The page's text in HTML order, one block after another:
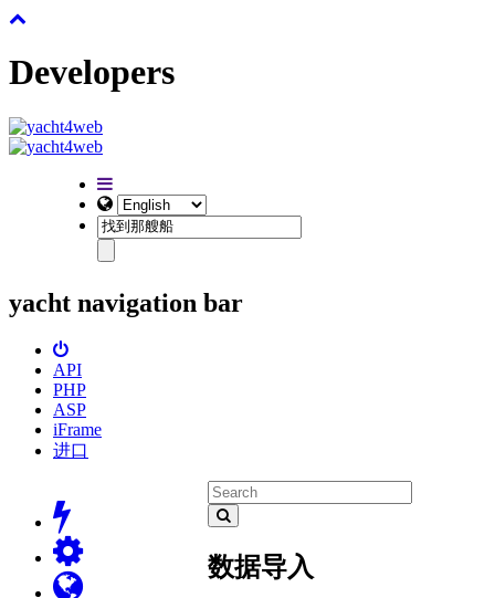
Developers
yacht navigation bar
API
PHP
ASP
iFrame
进口
数据导入